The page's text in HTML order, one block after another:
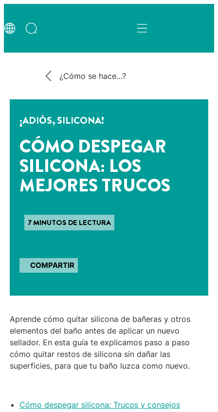
¿Cómo se hace…?
¡ADIÓS, SILICONA!
CÓMO DESPEGAR
SILICONA: LOS
MEJORES TRUCOS
7 MINUTOS DE LECTURA
COMPARTIR
Aprende cómo quitar silicona de bañeras y otros
elementos del baño antes de aplicar un nuevo
sellador. En esta guía te explicamos paso a paso
cómo quitar restos de silicona sin dañar las
superficies, para que tu baño luzca como nuevo.
Cómo despegar silicona: Trucos y consejos